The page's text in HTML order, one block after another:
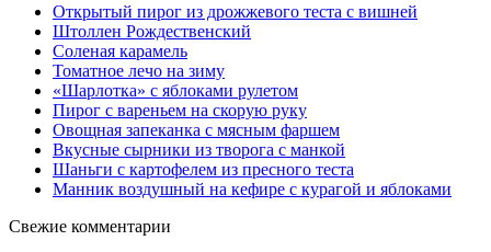
Открытый пирог из дрожжевого теста с вишней
Штоллен Рождественский
Соленая карамель
Томатное лечо на зиму
«Шарлотка» с яблоками рулетом
Пирог с вареньем на скорую руку
Овощная запеканка с мясным фаршем
Вкусные сырники из творога с манкой
Шаньги с картофелем из пресного теста
Манник воздушный на кефире с курагой и яблоками
Свежие комментарии